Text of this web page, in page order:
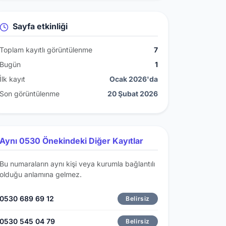
Sayfa etkinliği
Toplam kayıtlı görüntülenme
7
Bugün
1
İlk kayıt
Ocak 2026'da
Son görüntülenme
20 Şubat 2026
Aynı 0530 Önekindeki Diğer Kayıtlar
Bu numaraların aynı kişi veya kurumla bağlantılı
olduğu anlamına gelmez.
0530 689 69 12 Belirsiz
0530 545 04 79 Belirsiz